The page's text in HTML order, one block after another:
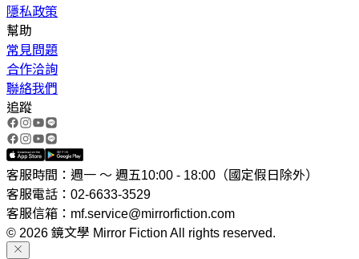
隱私政策
幫助
常見問題
合作洽詢
聯絡我們
追蹤
客服時間：週一 ～ 週五10:00 - 18:00（國定假日除外）
客服電話：02-6633-3529
客服信箱：mf.service@mirrorfiction.com
© 2026 鏡文學 Mirror Fiction All rights reserved.